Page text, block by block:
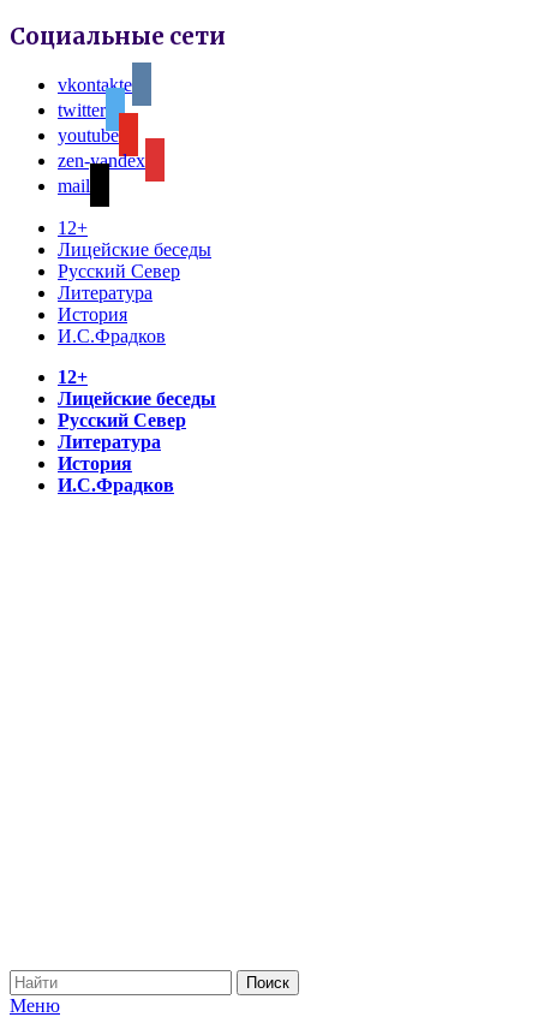
Социальные сети
vkontakte
twitter
youtube
zen-yandex
mail
12+
Лицейские беседы
Русский Север
Литература
История
И.С.Фрадков
12+
Лицейские беседы
Русский Север
Литература
История
И.С.Фрадков
Меню